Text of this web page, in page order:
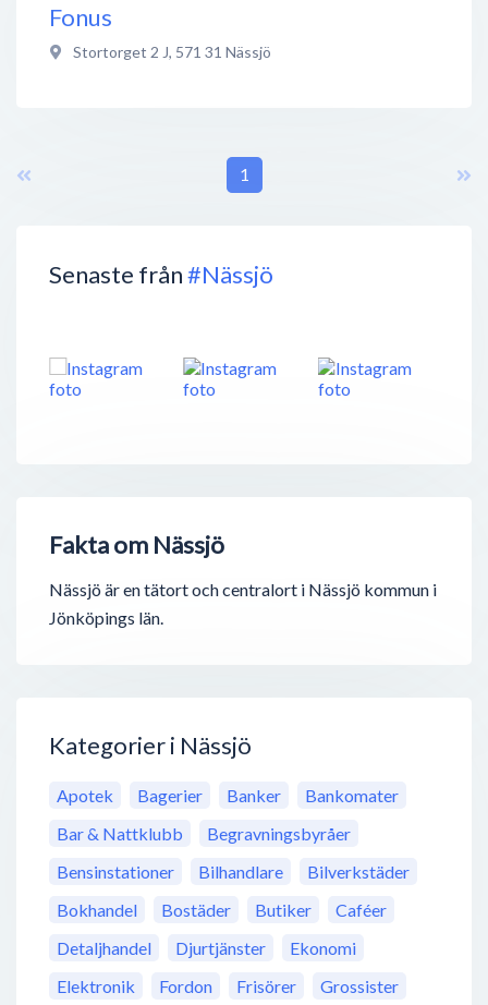
Senaste från#Nässjö
Fakta om Nässjö
Nässjö är en tätort och centralort i Nässjö kommun i
Jönköpings län.
Kategorier i Nässjö
Apotek Bagerier Banker
Bankomater
Bar & Nattklubb
Begravningsbyråer
Bensinstationer
Bilhandlare
Bilverkstäder
Bokhandel
Bostäder Butiker
Caféer
Detaljhandel
Djurtjänster
Ekonomi
Elektronik
Fordon Frisörer
Grossister
Fonus
Stortorget 2 J, 571 31 Nässjö
1